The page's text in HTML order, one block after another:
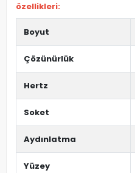
özellikleri:
Boyut
Çözünürlük
Hertz
Soket
Aydınlatma
Yüzey